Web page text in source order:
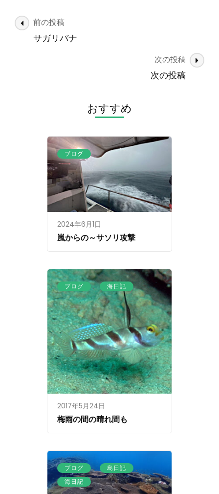
投
稿
前の投稿
サガリバナ
次の投稿
次の投稿
おすすめ
ブログ
2024年6月1日
嵐からの～サソリ攻撃
ブログ 、 海日記
2017年5月24日
梅雨の間の晴れ間も
ブログ 、 島日記 、
海日記